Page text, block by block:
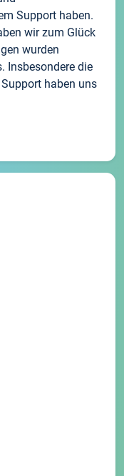
Support haben.
wir zum Glück
wurden
Insbesondere die
haben uns